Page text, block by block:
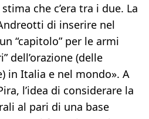
che c’era tra i due. La
di inserire nel
“capitolo” per le armi
dell’orazione (delle
in Italia e nel mondo». A
l’idea di considerare la
al pari di una base